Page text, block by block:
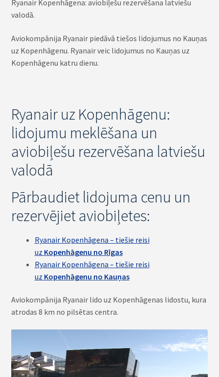
Ryanair Kopenhāgena: aviobiļešu rezervēšana latviešu
valodā.
Aviokompānija Ryanair piedāvā tiešos lidojumus no Kauņas
uz Kopenhāgenu. Ryanair veic lidojumus no Kauņas uz
Kopenhāgenu katru dienu.
Ryanair uz Kopenhāgenu:
lidojumu meklēšana un
aviobiļešu rezervēšana latviešu
valodā
Pārbaudiet lidojuma cenu un
rezervējiet aviobiļetes:
Ryanair Kopenhāgena – tiešie reisi
uz Kopenhāgenu no Rīgas
Ryanair Kopenhāgena – tiešie reisi
uz Kopenhāgenu no Kauņas
Aviokompānija Ryanair lido uz Kopenhāgenas lidostu, kura
atrodas 8 km no pilsētas centra.